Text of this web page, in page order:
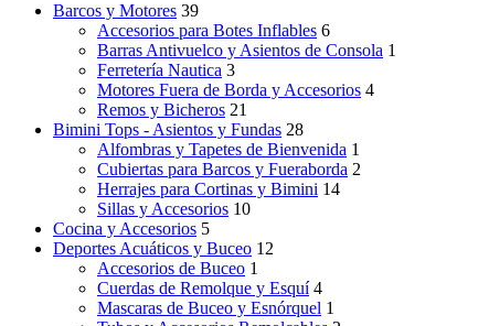
Barcos y Motores 39
Accesorios para Botes Inflables 6
Barras Antivuelco y Asientos de Consola 1
Ferretería Nautica 3
Motores Fuera de Borda y Accesorios 4
Remos y Bicheros 21
Bimini Tops - Asientos y Fundas 28
Alfombras y Tapetes de Bienvenida 1
Cubiertas para Barcos y Fueraborda 2
Herrajes para Cortinas y Bimini 14
Sillas y Accesorios 10
Cocina y Accesorios 5
Deportes Acuáticos y Buceo 12
Accesorios de Buceo 1
Cuerdas de Remolque y Esquí 4
Mascaras de Buceo y Esnórquel 1